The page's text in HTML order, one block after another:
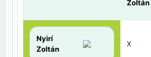
Zoltán
Nyirí
Zoltán
X